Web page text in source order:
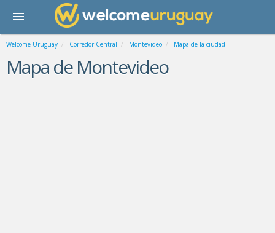
Welcome Uruguay Corredor Central Montevideo Mapa de la ciudad
Mapa de Montevideo